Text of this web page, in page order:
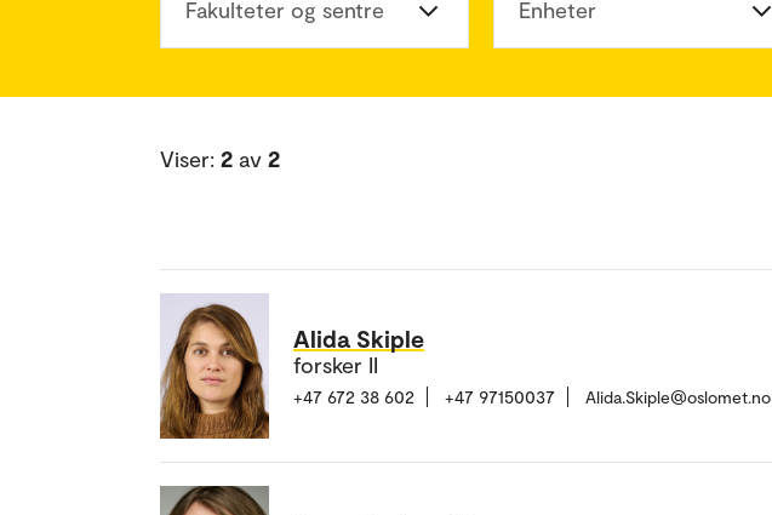
Fakulteter og sentre Enheter
Viser: 2 av 2
Alida Skiple
forsker II
+47 672 38 602 +47 97150037 Alida.Skiple@oslomet.no